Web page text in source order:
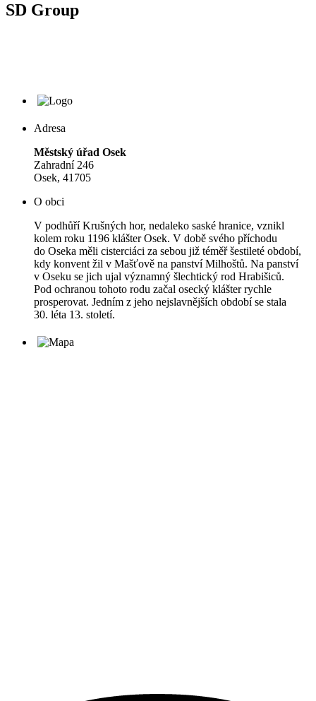
SD Group
Adresa
Městský úřad Osek
Zahradní 246
Osek, 41705
O obci
V podhůří Krušných hor, nedaleko saské hranice, vznikl
kolem roku 1196 klášter Osek. V době svého příchodu
do Oseka měli cisterciáci za sebou již téměř šestileté období,
kdy konvent žil v Mašťově na panství Milhoštů. Na panství
v Oseku se jich ujal významný šlechtický rod Hrabišiců.
Pod ochranou tohoto rodu začal osecký klášter rychle
prosperovat. Jedním z jeho nejslavnějších období se stala
30. léta 13. století.